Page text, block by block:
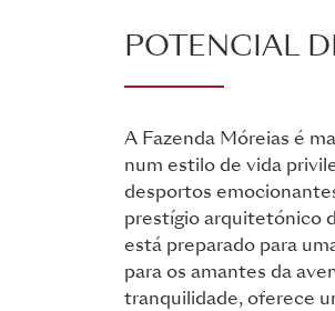
POTENCIAL
A Fazenda Móreias é
num estilo de vida
desportos
prestígio arquitetónico
está preparado para
para os amantes da
tranquilidade, oferece